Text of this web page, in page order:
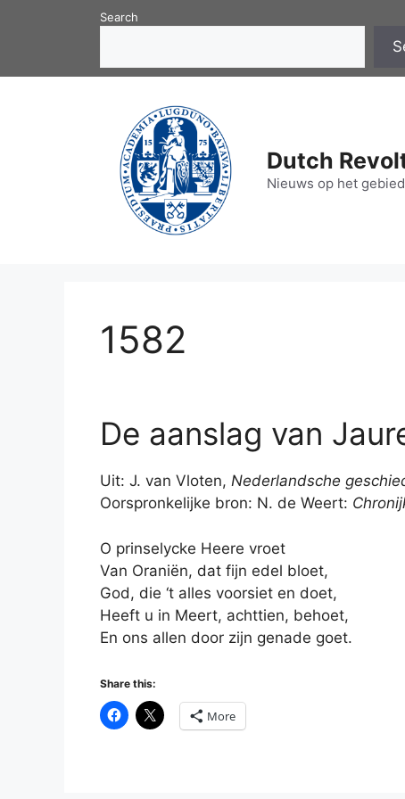
Search
Dutch
Nieuws op het
1582
De aanslag van
Uit: J. van Vloten, Nederlandsche
Oorspronkelijke bron: N. de Weert:
O prinselycke Heere vroet
Van Oraniën, dat fijn edel bloet,
God, die ‘t alles voorsiet en doet,
Heeft u in Meert, achttien, behoet,
En ons allen door zijn genade goet.
Share this:
More